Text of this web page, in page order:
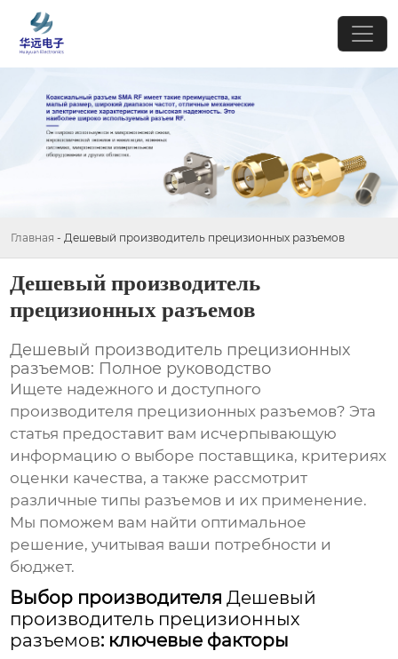
Главная - Дешевый производитель прецизионных разъемов
Дешевый производитель
прецизионных разъемов
Дешевый производитель прецизионных
разъемов: Полное руководство
Ищете надежного и доступного
производителя прецизионных разъемов? Эта
статья предоставит вам исчерпывающую
информацию о выборе поставщика, критериях
оценки качества, а также рассмотрит
различные типы разъемов и их применение.
Мы поможем вам найти оптимальное
решение, учитывая ваши потребности и
бюджет.
Выбор производителяДешевый
производитель прецизионных
разъемов: ключевые факторы